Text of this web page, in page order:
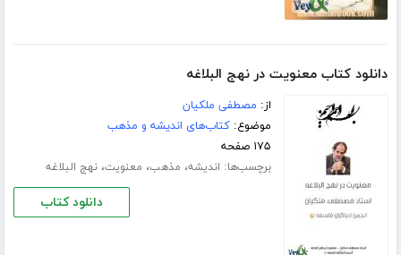
دانلود کتاب معنویت در نهج البلاغه
از: مصطفی ملکیان
موضوع:کتاب‌های اندیشه و مذهب
۱۷۵ صفحه
برچسب‌ها: اندیشه، مذهب، معنویت،نهج البلاغه
دانلود کتاب